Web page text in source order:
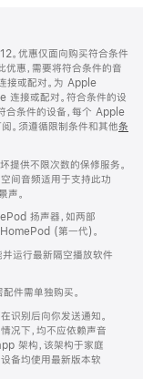
。优惠仅面向购买符合条件
惠，需要将符合条件的音
接或配对。为 Apple
接或配对。符合条件的设
合条件的设备，每个 Apple
。须遵循限制条件和其他条
供不限次数的保修服务。
间音频适用于支持此功
声。
扬声器，如两部
(第一代)。
运行最新隔空播放软件
件需单独购买。
识别后向你发送通知。
况下，均不应依赖声音
架构，该架构于家庭
备均使用最新版本软